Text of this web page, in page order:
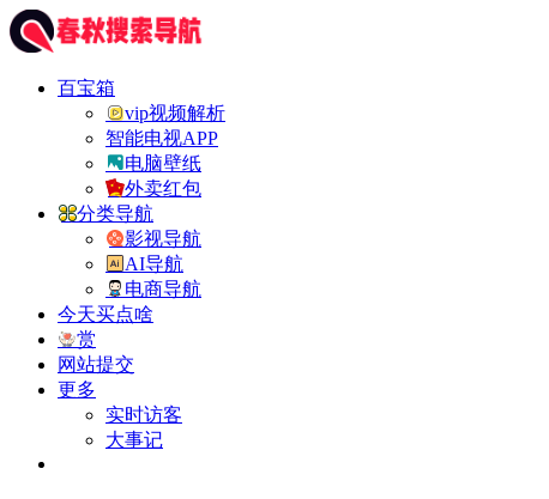
百宝箱
vip视频解析
智能电视APP
电脑壁纸
外卖红包
分类导航
影视导航
AI导航
电商导航
今天买点啥
赏
网站提交
更多
实时访客
大事记